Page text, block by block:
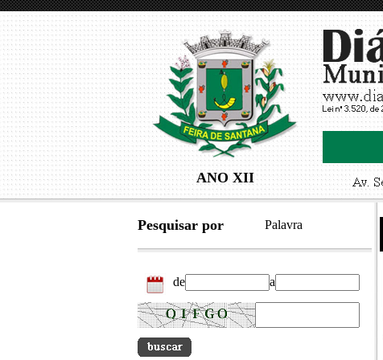
ANO XII
Pesquisar por Palavra
de a